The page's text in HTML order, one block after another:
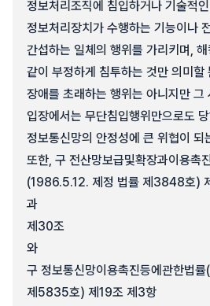
정보처리조직에 침입하거나 기술적
정보처리장치가 수행하는 기능이나
간섭하는 일체의 행위를 가리키며,
같이 부정하게 침투하는 것만 의미할
장애를 초래하는 행위는 아니지만 그
입장에서는 무단침입행위만으로도
정보통신망의 안정성에 큰 위협이 되
또한, 구 전산망보급및확장과이용촉
(1986.5.12. 제정 법률 제3848호)
과
제30조
와
구 정보통신망이용촉진등에관한법
제5835호) 제19조 제3항